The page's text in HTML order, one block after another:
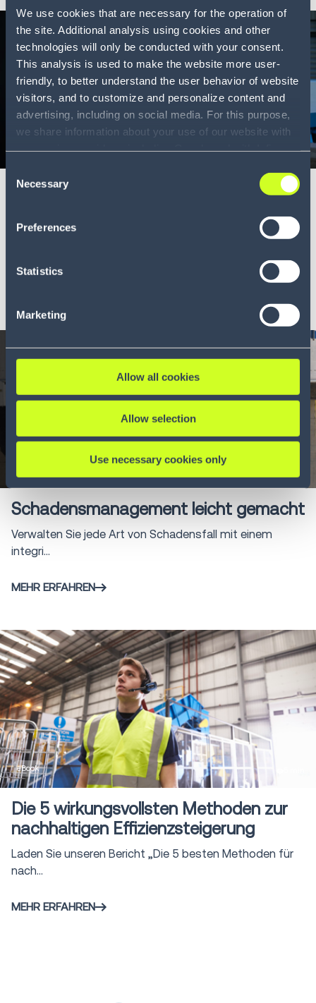
We use cookies that are necessary for the operation of
the site. Additional analysis using cookies and other
technologies will only be conducted with your consent.
This analysis is used to make the website more user-
friendly, to better understand the user behavior of website
visitors, and to customize and personalize content and
advertising, including on social media. For this purpose,
we share information about your use of our website with
information with other data that you have provided to
them or that they have collected as part of your use of
the services. By consenting to the use of Google, you
also consent to the storage and reading of data by
more information, including the ability to revoke your
consent and the service providers we use, please refer to
Consent
Selection
Necessary
Preferences
Statistics
Marketing
Allow all cookies
Allow selection
Use necessary cookies only
Infographic 5 min
Einsparungen messen mit Claims
Maximierung der Effizienz und Kostendeckung mit der
Schadensmanagement leicht gemacht
Verwalten Sie jede Art von Schadensfall mit einem
integri...
MEHR ERFAHREN
eBook
Die 5 wirkungsvollsten Methoden zur
nachhaltigen Effizienzsteigerung
Laden Sie unseren Bericht „Die 5 besten Methoden für
nach...
MEHR ERFAHREN